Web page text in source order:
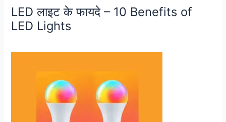
LED लाइट के फायदे – 10 Benefits of
LED Lights